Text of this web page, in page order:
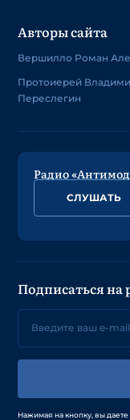
Авторы сайта
Вершилло Роман
Протоиерей
Переслегин
Радио
СЛУШАТЬ
Подписаться на
Нажимая на кнопку, вы